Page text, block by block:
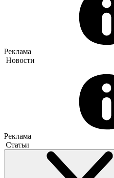
Реклама
Новости
Реклама
Статьи